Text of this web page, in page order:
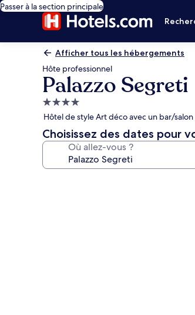
Passer à la section principale
Afficher tous les hébergements
Hôte professionnel
Palazzo Segreti
Hébergement
4.0 étoiles
Hôtel de style Art déco avec un bar/salon
Choisissez des dates pour
Où allez-vous ?